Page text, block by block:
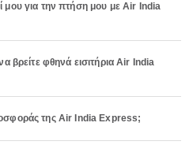
μου για την πτήση μου με Air India
βρείτε φθηνά εισιτήρια Air India
της Air India Express;